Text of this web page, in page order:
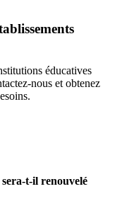
éducatives
nous et obtenez
t-il renouvelé